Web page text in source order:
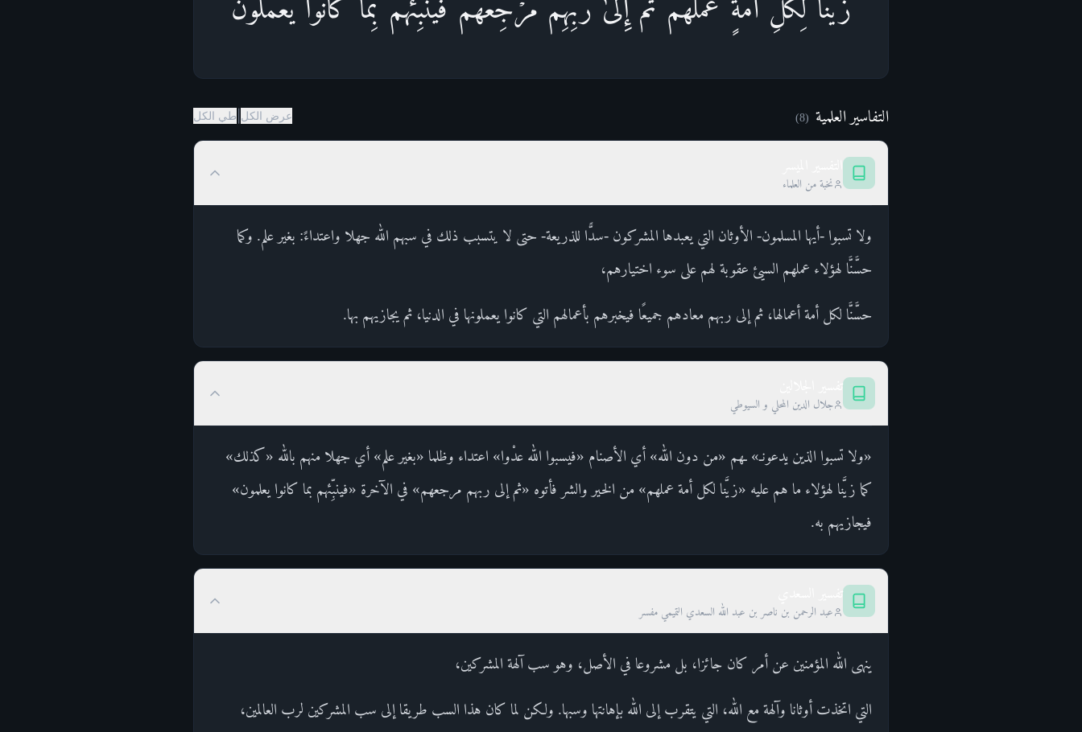
زَیَّنَّا لِكُلِّ أُمَّةٍ عَمَلَهُمۡ ثُمَّ إِلَىٰ رَبِّهِم مَّرۡجِعُهُمۡ فَیُنَبِّئُهُم بِمَا كَانُوا۟ یَعۡمَلُونَ
التفاسير العلمية (
8
) عرض الكل طي الكل
نخبة من العلماء
ولا تسبوا -أيها المسلمون- الأوثان التي يعبدها المشركون -سدًّا للذريعة- حتى لا يتسبب ذلك في سبهم الله جهلا واعتداءً: بغير علم. وكما
حسَّنَّا لهؤلاء عملهم السيئ عقوبة لهم على سوء اختيارهم،
حسَّنَّا لكل أمة أعمالها، ثم إلى ربهم معادهم جميعًا فيخبرهم بأعمالهم التي كانوا يعملونها في الدنيا، ثم يجازيهم بها.
جلال الدين المحلي و السيوطي
«ولا تسبوا الذين يدعونـ» ـهم «من دون الله» أي الأصنام «فيسبوا الله عدْوا» اعتداء وظلما «بغير علم» أي جهلا منهم بالله «كذلك»
كما زيَّنا لهؤلاء ما هم عليه «زيَّنا لكل أمة عملهم» من الخير والشر فأتوه «ثم إلى ربهم مرجعهم» في الآخرة «فينبِّئهم بما كانوا يعلمون»
فيجازيهم به.
عبد الرحمن بن ناصر بن عبد الله السعدي التميمي مفسر
ينهى الله المؤمنين عن أمر كان جائزا، بل مشروعا في الأصل، وهو سب آلهة المشركين،
التي اتخذت أوثانا وآلهة مع الله، التي يتقرب إلى الله بإهانتها وسبها. ولكن لما كان هذا السب طريقا إلى سب المشركين لرب العالمين،